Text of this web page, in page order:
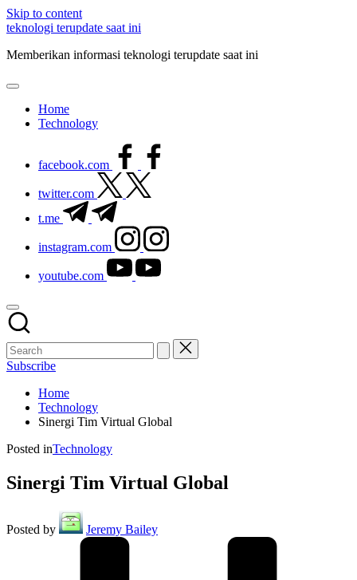
Skip to content
teknologi terupdate saat ini
Memberikan informasi teknologi terupdate saat ini
Home
Technology
facebook.com
twitter.com
t.me
instagram.com
youtube.com
Subscribe
Home
Technology
Sinergi Tim Virtual Global
Posted inTechnology
Sinergi Tim Virtual Global
Posted by Jeremy Bailey